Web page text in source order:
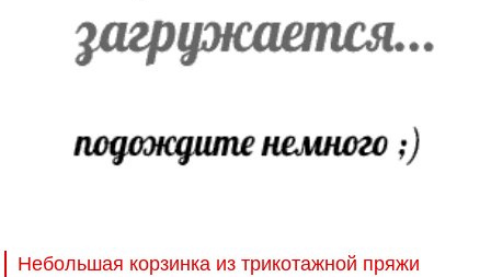
Небольшая корзинка из трикотажной пряжи